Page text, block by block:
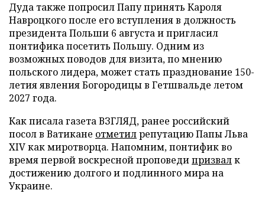
Дуда также попросил Папу принять Кароля
Навроцкого после его вступления в должность
президента Польши 6 августа и пригласил
понтифика посетить Польшу. Одним из
возможных поводов для визита, по мнению
польского лидера, может стать празднование 150-
летия явления Богородицы в Гетшвальде летом
2027 года.
Как писала газета ВЗГЛЯД, ранее российский
посол в Ватикане отметилрепутацию Папы Льва
XIV как миротворца. Напомним, понтифик во
время первой воскресной проповедипризвалк
достижению долгого и подлинного мира на
Украине.